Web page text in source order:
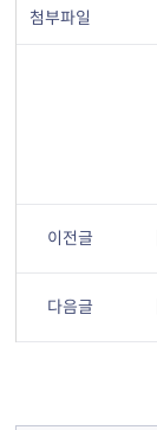
첨부파일
이전글
다음글